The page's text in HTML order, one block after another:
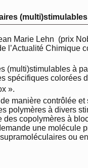
Marie Lehn (prix
l’Actualité Chimique
(multi)stimulables à
spécifiques colorées
».
manière contrôlée
polymères à divers
des copolymères à
une molécule
ou